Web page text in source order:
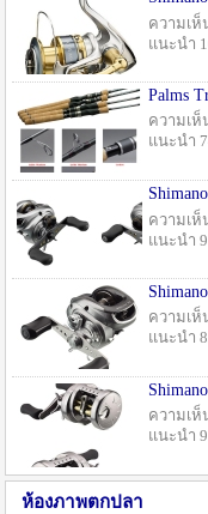
ความเห็
แนะนำ
Palms
ความเห็
แนะนำ
ความเห็
แนะนำ
ความเห็
แนะนำ
ความเห็
แนะนำ
ห้องภาพตกปลา